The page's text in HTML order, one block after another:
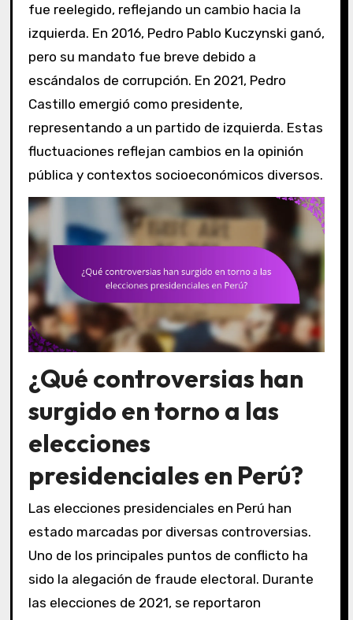
fue reelegido, reflejando un cambio hacia la
izquierda. En 2016, Pedro Pablo Kuczynski ganó,
pero su mandato fue breve debido a
escándalos de corrupción. En 2021, Pedro
Castillo emergió como presidente,
representando a un partido de izquierda. Estas
fluctuaciones reflejan cambios en la opinión
pública y contextos socioeconómicos diversos.
¿Qué controversias han
surgido en torno a las
elecciones
presidenciales en Perú?
Las elecciones presidenciales en Perú han
estado marcadas por diversas controversias.
Uno de los principales puntos de conflicto ha
sido la alegación de fraude electoral. Durante
las elecciones de 2021, se reportaron